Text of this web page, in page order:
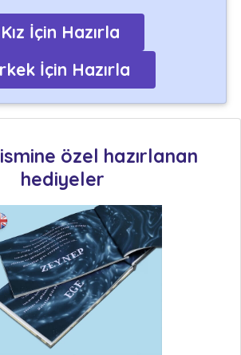
Kız İçin Hazırla
İçin Hazırla
özel hazırlanan
hediyeler